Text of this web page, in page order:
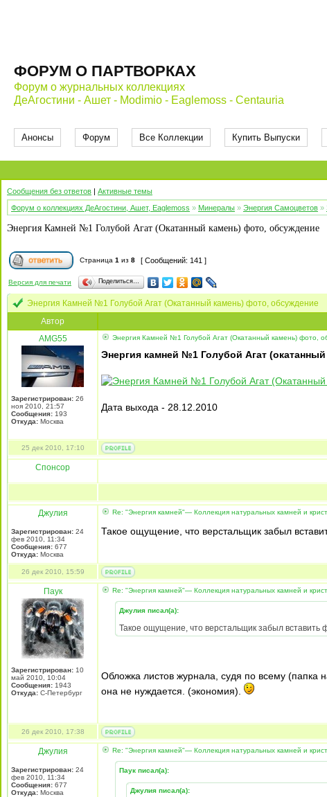
ФОРУМ О ПАРТВОРКАХ
Форум о журнальных коллекциях
ДеАгостини - Ашет - Modimio - Eaglemoss - Centauria
Анонсы Форум Все Коллекции Купить Выпуски
Сообщения без ответов | Активные темы
Форум о коллекциях ДеАгостини, Ашет, Eaglemoss » Минералы » Энергия Самоцветов »
Энергия Камней №1 Голубой Агат (Окатанный камень) фото, обсуждение
Страница 1 из 8 [ Сообщений: 141 ]
Версия для печати Поделиться…
Энергия Камней №1 Голубой Агат (Окатанный камень) фото, обсуждение
Автор
AMG55
Зарегистрирован: 26
ноя 2010, 21:57
Сообщения: 193
Откуда: Москва
Энергия Камней №1 Голубой Агат (Окатанный камень) фото,
Энергия камней №1 Голубой Агат
Дата выхода - 28.12.2010
25 дек 2010, 17:10
Спонсор
Джулия
Зарегистрирован: 24
фев 2010, 11:34
Сообщения: 677
Откуда: Москва
Re: "Энергия камней"— Коллекция натуральных камней и
Такое ощущение, что верстальщик забыл
26 дек 2010, 15:59
Паук
Зарегистрирован: 10
май 2010, 10:04
Сообщения: 1943
Откуда: С-Петербург
Re: "Энергия камней"— Коллекция натуральных камней и
Джулия писал(а):
Такое ощущение, что верстальщик забыл вставить
Обложка листов журнала, судя по всему (папка
она не нуждается. (экономия).
26 дек 2010, 17:38
Джулия
Зарегистрирован: 24
фев 2010, 11:34
Сообщения: 677
Откуда: Москва
Re: "Энергия камней"— Коллекция натуральных камней и
Паук писал(а):
Джулия писал(а):